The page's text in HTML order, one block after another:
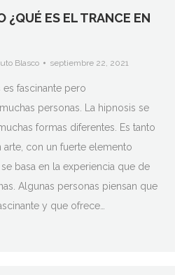
¿QUÉ ES EL TRANCE EN
Blasco septiembre 22, 2021
es fascinante pero
personas. La hipnosis se
formas diferentes. Es tanto
arte, con un fuerte elemento
basa en la experiencia que de
Algunas personas piensan que
y que ofrece…